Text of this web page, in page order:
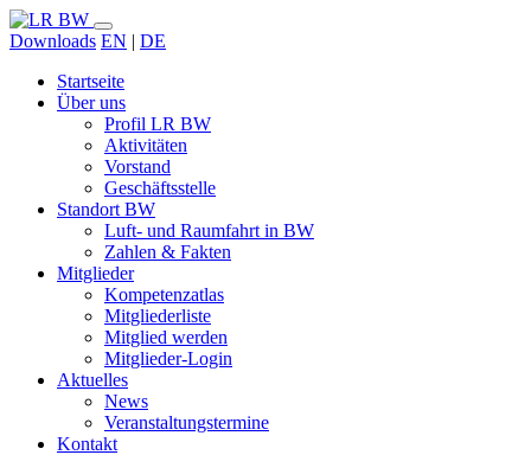
Downloads EN | DE
Startseite
Über uns
Profil LR BW
Aktivitäten
Vorstand
Geschäftsstelle
Standort BW
Luft- und Raumfahrt in BW
Zahlen & Fakten
Mitglieder
Kompetenzatlas
Mitgliederliste
Mitglied werden
Mitglieder-Login
Aktuelles
News
Veranstaltungstermine
Kontakt